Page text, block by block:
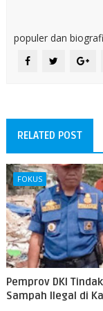
populer dan
RELATED POST
FOKUS
Pemprov DKI
Sampah Ilegal di